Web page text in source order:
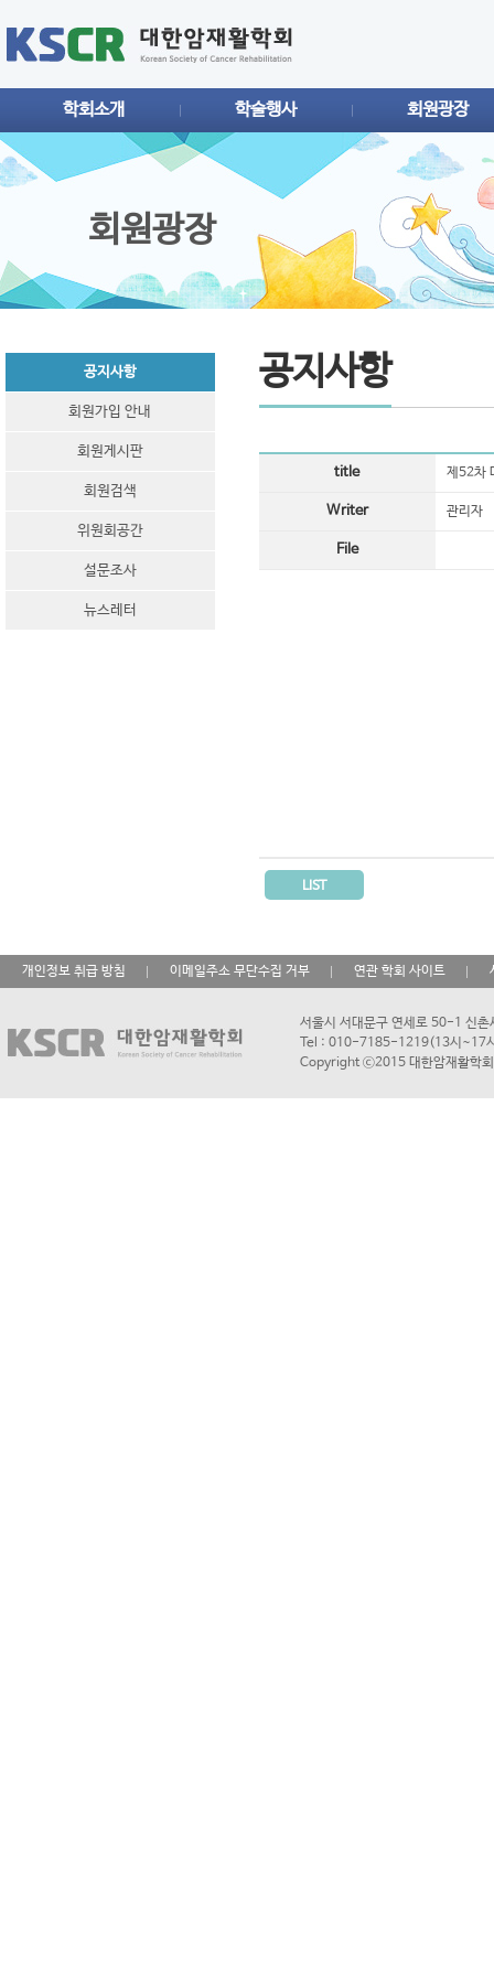
학회소개 학술행사 회원광장
회원광장
공지사항
회원가입 안내
회원게시판
회원검색
위원회공간
설문조사
뉴스레터
공지사항
title 제52차
Writer 관리자
File
LIST
개인정보 취급 방침 이메일주소 무단수집 거부 연관 학회 사이트
서울시 서대문구 연세로 50-1 신촌
Tel : 010-7185-1219(13시
Copyright ⓒ2015 대한암재활학